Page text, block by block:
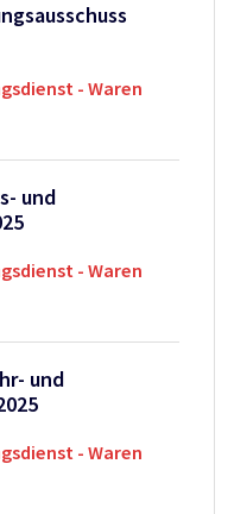
- Waren
und
- Waren
und
- Waren